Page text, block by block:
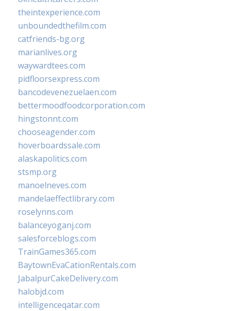
theintexperience.com
unboundedthefilm.com
catfriends-bg.org
marianlives.org
waywardtees.com
pidfloorsexpress.com
bancodevenezuelaen.com
bettermoodfoodcorporation.com
hingstonnt.com
chooseagender.com
hoverboardssale.com
alaskapolitics.com
stsmp.org
manoelneves.com
mandelaeffectlibrary.com
roselynns.com
balanceyoganj.com
salesforceblogs.com
TrainGames365.com
BaytownEvaCationRentals.com
JabalpurCakeDelivery.com
halobjd.com
intelligenceqatar.com